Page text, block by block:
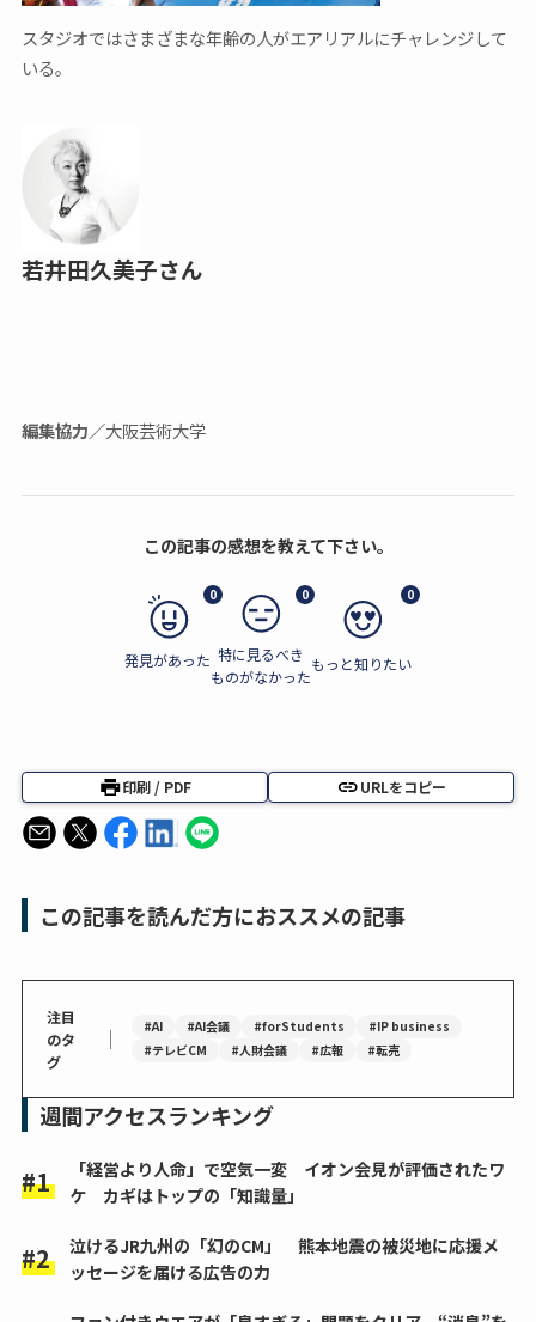
スタジオではさまざまな年齢の人がエアリアルにチャレンジして
いる。
若井田久美子さん
編集協力／大阪芸術大学
この記事の感想を教えて下さい。
0
発見があった
0
特に見るべき
ものがなかった
0
もっと知りたい
印刷 / PDF URLをコピー
この記事を読んだ方におススメの記事
注目
のタ
グ
｜ #AI #AI会議 #forStudents
#IP business
#テレビCM
#人財会議 #広報 #転売
週間アクセスランキング
「経営より人命」で空気一変 イオン会見が評価されたワ
ケ カギはトップの「知識量」
泣けるJR九州の「幻のCM」 熊本地震の被災地に応援メ
ッセージを届ける広告の力